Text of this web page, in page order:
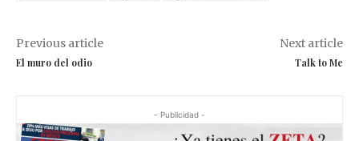
Previous article
El muro del odio
Next article
Talk to Me
- Publicidad -